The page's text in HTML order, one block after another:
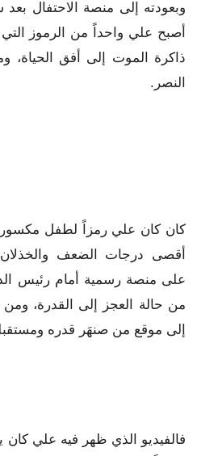
وبعودته إلى منصة الاحتفال
أصبح علي واحداً من الرموز
ذاكرة الموت إلى أفق
النصر.
كان كان علي رمزاً لطفل
أقصى درجات الضعف
على منصة رسمية أمام رئيس
من حالة العجز إلى القدرة،
إلى موقع من صنهَر قدره
فالفيديو الذي ظهر فيه علي كان